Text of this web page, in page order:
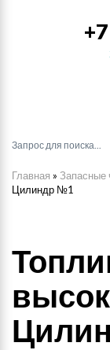
Главная » Запасные
Цилиндр №1